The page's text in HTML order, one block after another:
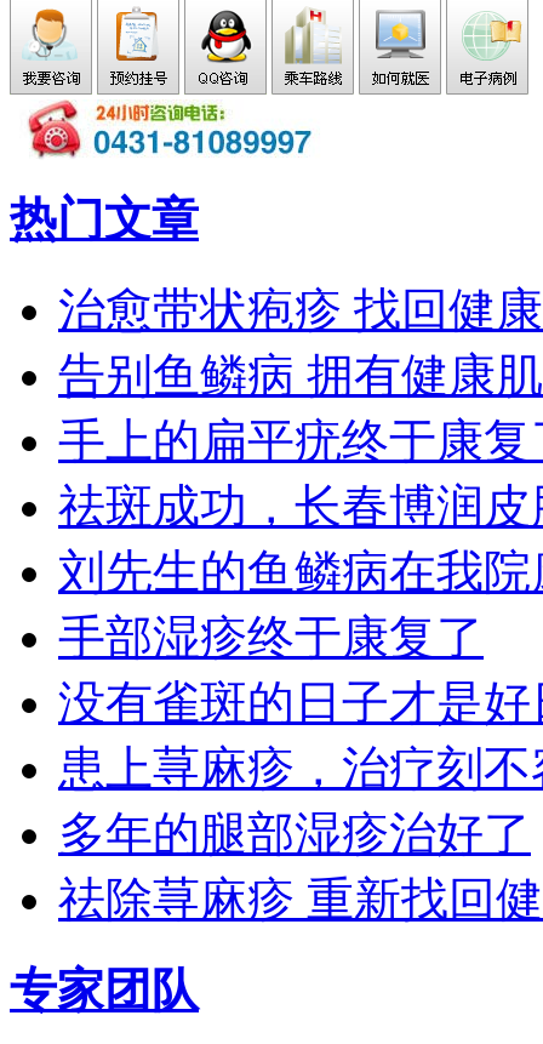
热门文章
治愈带状疱疹 找回健康
告别鱼鳞病 拥有健康
手上的扁平疣终于康复
祛斑成功，长春博润
刘先生的鱼鳞病在我院
手部湿疹终于康复了
没有雀斑的日子才是好
患上荨麻疹，治疗刻不
多年的腿部湿疹治好了
祛除荨麻疹 重新找回
专家团队